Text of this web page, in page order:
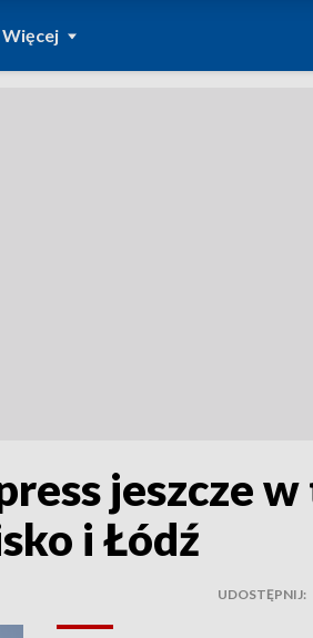
Więcej
jeszcze
i Łódź
UDOSTĘPNIJ: